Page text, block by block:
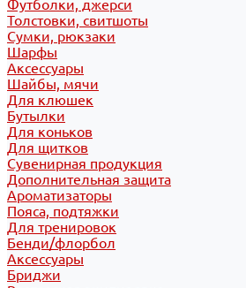
Футболки, джерси
Толстовки, свитшоты
Сумки, рюкзаки
Шарфы
Аксессуары
Шайбы, мячи
Для клюшек
Бутылки
Для коньков
Для щитков
Сувенирная продукция
Дополнительная защита
Ароматизаторы
Пояса, подтяжки
Для тренировок
Бенди/флорбол
Аксессуары
Бриджи